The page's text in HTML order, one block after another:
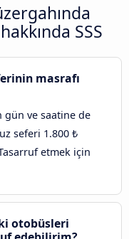
SSS
masrafı
gün ve saatine de
seferi 1.800 ₺
etmek için
otobüsleri